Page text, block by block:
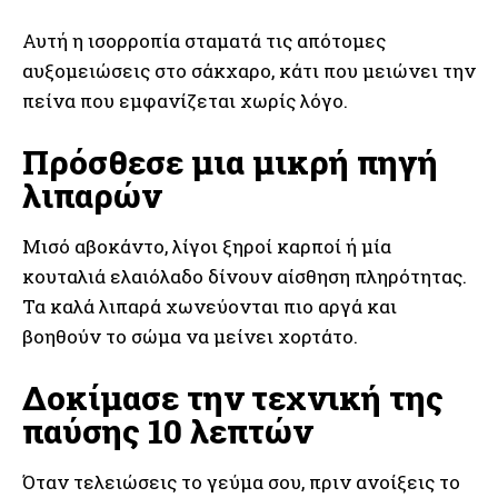
Αυτή η ισορροπία σταματά τις απότομες
αυξομειώσεις στο σάκχαρο, κάτι που μειώνει την
πείνα που εμφανίζεται χωρίς λόγο.
Πρόσθεσε μια μικρή πηγή
λιπαρών
Μισό αβοκάντο, λίγοι ξηροί καρποί ή μία
κουταλιά ελαιόλαδο δίνουν αίσθηση πληρότητας.
Τα καλά λιπαρά χωνεύονται πιο αργά και
βοηθούν το σώμα να μείνει χορτάτο.
Δοκίμασε την τεχνική της
παύσης 10 λεπτών
Όταν τελειώσεις το γεύμα σου, πριν ανοίξεις το